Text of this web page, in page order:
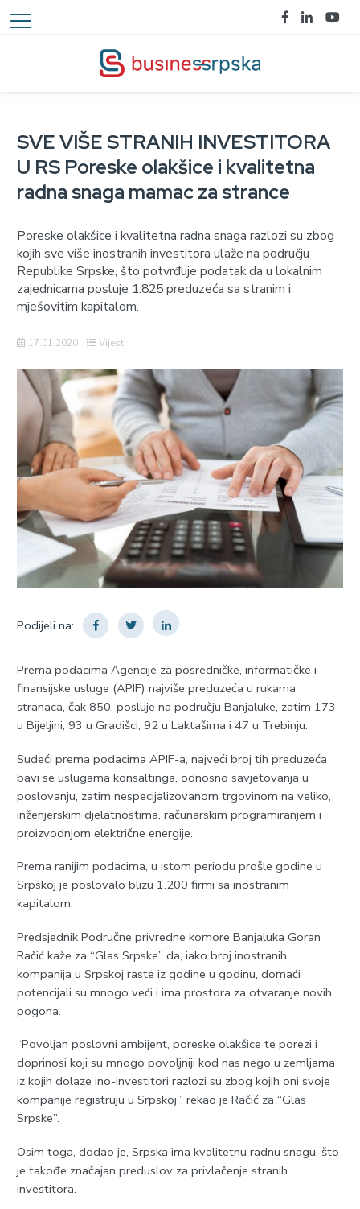
SVE VIŠE STRANIH INVESTITORA
U RS Poreske olakšice i kvalitetna
radna snaga mamac za strance
Poreske olakšice i kvalitetna radna snaga razlozi su zbog
kojih sve više inostranih investitora ulaže na području
Republike Srpske, što potvrđuje podatak da u lokalnim
zajednicama posluje 1.825 preduzeća sa stranim i
mješovitim kapitalom.
17.01.2020 Vijesti
Podijeli na:
Prema podacima Agencije za posredničke, informatičke i
finansijske usluge (APIF) najviše preduzeća u rukama
stranaca, čak 850, posluje na području Banjaluke, zatim 173
u Bijeljini, 93 u Gradišci, 92 u Laktašima i 47 u Trebinju.
Sudeći prema podacima APIF-a, najveći broj tih preduzeća
bavi se uslugama konsaltinga, odnosno savjetovanja u
poslovanju, zatim nespecijalizovanom trgovinom na veliko,
inženjerskim djelatnostima, računarskim programiranjem i
proizvodnjom električne energije.
Prema ranijim podacima, u istom periodu prošle godine u
Srpskoj je poslovalo blizu 1.200 firmi sa inostranim
kapitalom.
Predsjednik Područne privredne komore Banjaluka Goran
Račić kaže za “Glas Srpske” da, iako broj inostranih
kompanija u Srpskoj raste iz godine u godinu, domaći
potencijali su mnogo veći i ima prostora za otvaranje novih
pogona.
“Povoljan poslovni ambijent, poreske olakšice te porezi i
doprinosi koji su mnogo povoljniji kod nas nego u zemljama
iz kojih dolaze ino-investitori razlozi su zbog kojih oni svoje
kompanije registruju u Srpskoj”, rekao je Račić za “Glas
Srpske”.
Osim toga, dodao je, Srpska ima kvalitetnu radnu snagu, što
je takođe značajan preduslov za privlačenje stranih
investitora.